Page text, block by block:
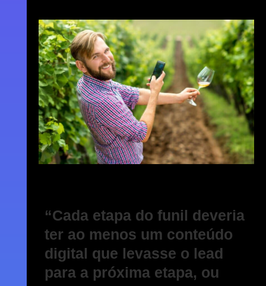
“Cada etapa do funil deveria
ter ao menos um conteúdo
digital que levasse o lead
para a próxima etapa, ou